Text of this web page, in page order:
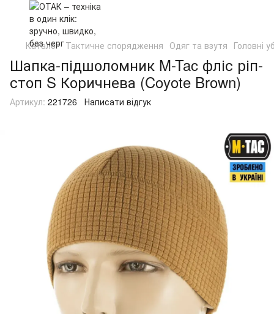
Каталог Тактичне спорядження Одяг та взутя Головні
Шапка-підшоломник M-Tac фліс ріп-
стоп S Коричнева (Coyote Brown)
Артикул: 221726 Написати відгук